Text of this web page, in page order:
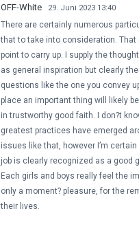
OFF-White 29. Juni 2023 13:40
There are certainly numerous
that to take into consideration. That
point to carry up. I supply the
as general inspiration but clearly
questions like the one you convey
place an important thing will likely
in trustworthy good faith. I don?t
greatest practices have emerged
issues like that, however I’m
job is clearly recognized as a good
Each girls and boys really feel the
only a moment? pleasure, for the
their lives.